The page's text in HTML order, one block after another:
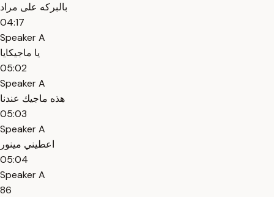
بالبركه على مراد
04:17
Speaker A
يا ماجيكايا
05:02
Speaker A
هذه ماجيك عندنا
05:03
Speaker A
اعطيني مينور
05:04
Speaker A
86